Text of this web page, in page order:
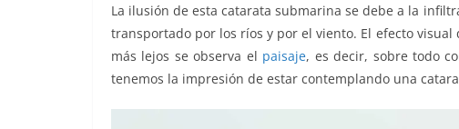
La ilusión de esta catarata submarina se debe a la
transportado por los ríos y por el viento. El efecto
más lejos se observa el paisaje, es decir, sobre todo
tenemos la impresión de estar contemplando una